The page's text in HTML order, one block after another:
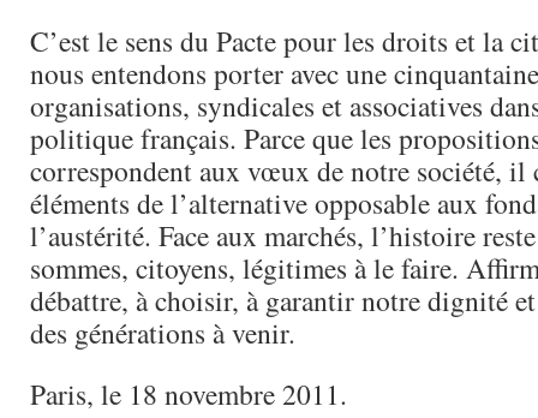
C’est le sens du Pacte pour les droits et la
nous entendons porter avec une
organisations, syndicales et associatives
politique français. Parce que les
correspondent aux vœux de notre société, il
éléments de l’alternative opposable aux
l’austérité. Face aux marchés, l’histoire
sommes, citoyens, légitimes à le faire.
débattre, à choisir, à garantir notre dignité
des générations à venir.
Paris, le 18 novembre 2011.